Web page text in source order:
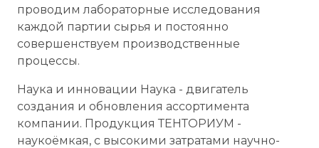
проводим лабораторные исследования
каждой партии сырья и постоянно
совершенствуем производственные
процессы.
Наука и инновации Наука - двигатель
создания и обновления ассортимента
компании. Продукция ТЕНТОРИУМ -
наукоёмкая, с высокими затратами научно-